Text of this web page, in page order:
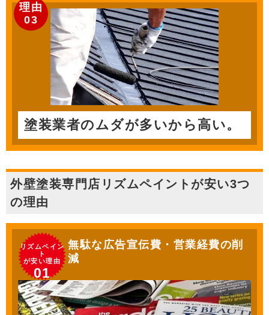
理由
03
塗装業者のムダが多いから高い。
外壁塗装専門店リズムペイントが安い3つ
の理由
リズムペイン
ト
が安い理由
01
無駄な広告宣伝費・営業経費の削
減